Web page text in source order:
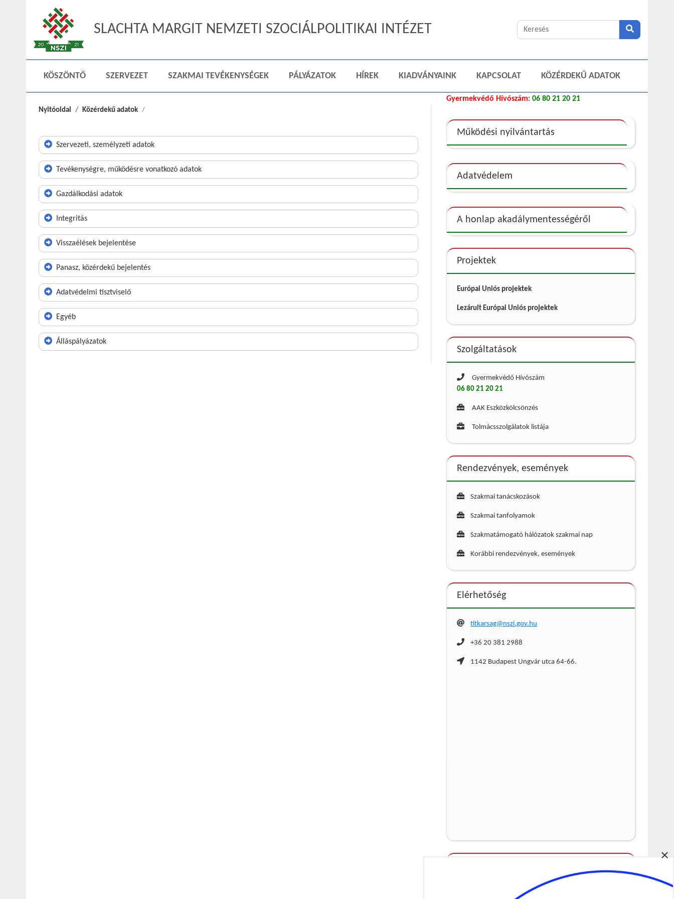
×
SLACHTA MARGIT NEMZETI SZOCIÁLPOLITIKAI INTÉZET
KÖSZÖNTŐ SZERVEZET SZAKMAI TEVÉKENYSÉGEK PÁLYÁZATOK HÍREK KIADVÁNYAINK KAPCSOLAT KÖZÉRDEKŰ ADATOK
Nyitóoldal Közérdekű adatok
Szervezeti, személyzeti adatok
Tevékenységre, működésre vonatkozó adatok
Gazdálkodási adatok
Integritás
Visszaélések bejelentése
Panasz, közérdekű bejelentés
Adatvédelmi tisztviselő
Egyéb
Álláspályázatok
Gyermekvédő Hívószám: 06 80 21 20 21
Működési nyilvántartás
Adatvédelem
A honlap akadálymentességéről
Projektek
Európai Uniós projektek
Lezárult Európai Uniós projektek
Szolgáltatások
Gyermekvédő Hívószám
06 80 21 20 21
AAK Eszközkölcsönzés
Tolmácsszolgálatok listája
Rendezvények, események
Szakmai tanácskozások
Szakmai tanfolyamok
Szakmatámogató hálózatok szakmai nap
Korábbi rendezvények, események
Elérhetőség
titkarsag@nszi.gov.hu
+36 20 381 2988
1142 Budapest Ungvár utca 64-66.